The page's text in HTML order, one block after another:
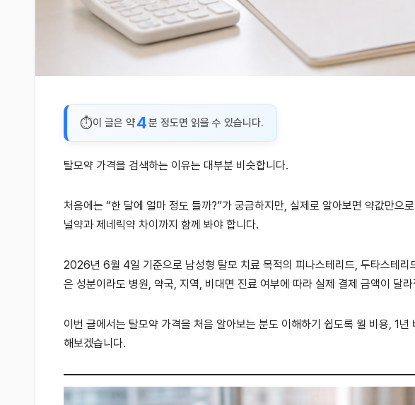
이 글은 약4분 정도면 읽을 수 있습니다.
탈모약 가격을 검색하는 이유는 대부분 비슷합니다.
처음에는 “한 달에 얼마 정도 들까?”가 궁금하지만, 실제로 알아보면 약값만으
널약과 제네릭약 차이까지 함께 봐야 합니다.
2026년 6월 4일 기준으로 남성형 탈모 치료 목적의 피나스테리드, 두타스테
은 성분이라도 병원, 약국, 지역, 비대면 진료 여부에 따라 실제 결제 금액이 달
이번 글에서는 탈모약 가격을 처음 알아보는 분도 이해하기 쉽도록 월 비용, 1
해보겠습니다.